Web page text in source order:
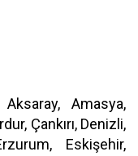
Aksaray, Amasya,
Çankırı, Denizli,
Eskişehir,